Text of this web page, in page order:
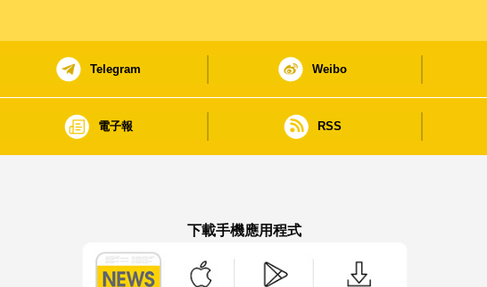
Telegram Weibo
電子報 RSS
下載手機應用程式